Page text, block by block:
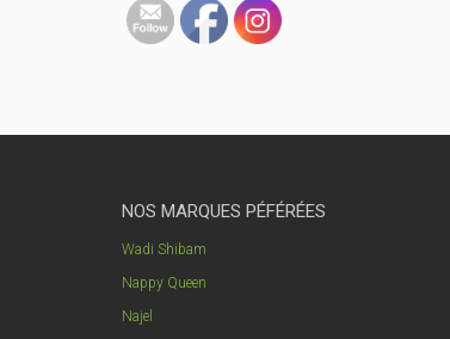
NOS MARQUES PÉFÉRÉES
Wadi Shibam
Nappy Queen
Najel